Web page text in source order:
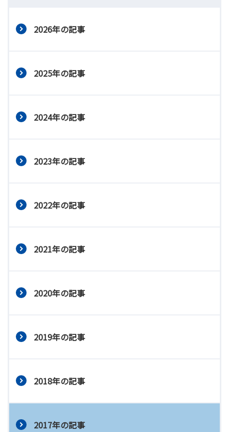
2026年の記事
2025年の記事
2024年の記事
2023年の記事
2022年の記事
2021年の記事
2020年の記事
2019年の記事
2018年の記事
2017年の記事